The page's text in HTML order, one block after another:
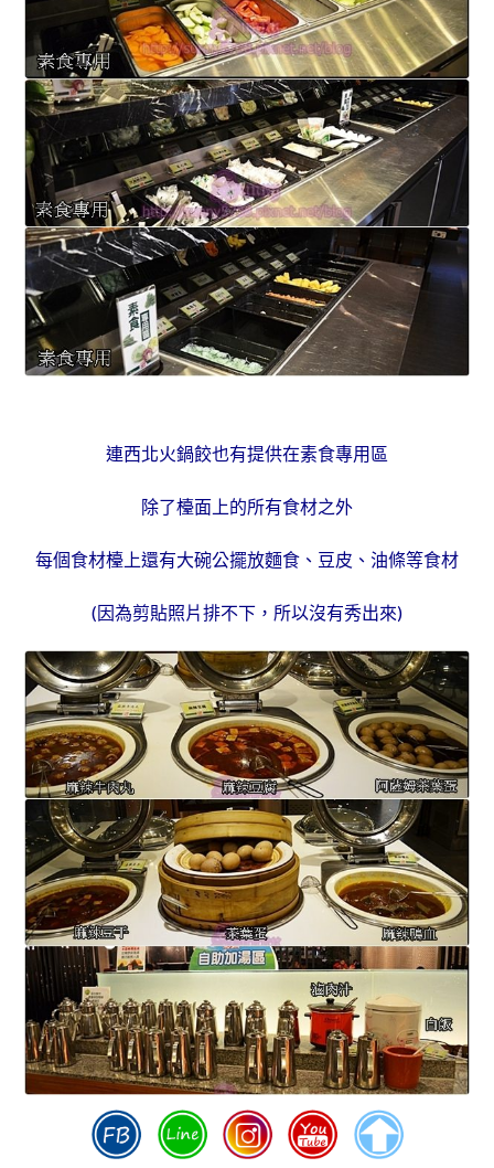
連西北火鍋餃也有提供在素食專用區
除了檯面上的所有食材之外
每個食材檯上還有大碗公擺放麵食、豆皮、油條等食材
(因為剪貼照片排不下，所以沒有秀出來)